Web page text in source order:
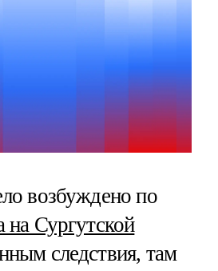
возбуждено по
на Сургутской
следствия, там